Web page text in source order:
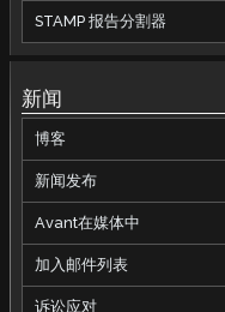
STAMP 报告分割器
新闻
博客
新闻发布
Avant在媒体中
加入邮件列表
诉讼应对